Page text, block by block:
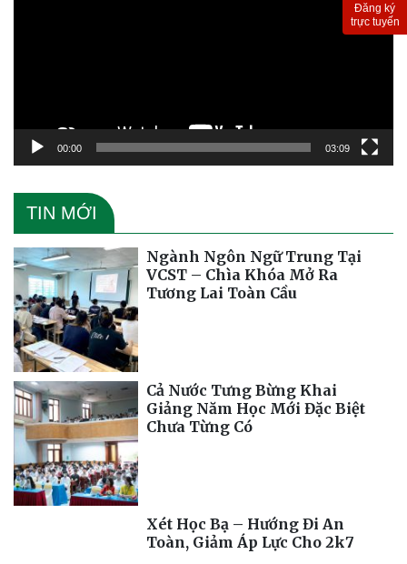
00:00 03:09
TIN MỚI
Ngành Ngôn Ngữ Trung Tại
VCST – Chìa Khóa Mở Ra
Tương Lai Toàn Cầu
Cả Nước Tưng Bừng Khai
Giảng Năm Học Mới Đặc Biệt
Chưa Từng Có
Xét Học Bạ – Hướng Đi An
Toàn, Giảm Áp Lực Cho 2k7
Đăng ký
trực tuyến